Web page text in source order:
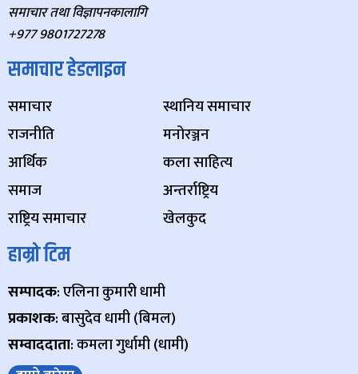
समाचार तथा विज्ञापनकालागि
+977 9801727278
समाचार हेडलाइन
समाचार
राजनीति
आर्थिक
समाज
राष्ट्रिय समाचार
स्थानिय समाचार
मनोरञ्जन
कला साहित्य
अन्तर्राष्ट्रिय
खेलकुद
हाम्रो टिम
सम्पादक: एलिना कुमारी धामी
प्रकाशक: बासुदेव धामी (बिमल)
सम्वाददाता: कमला गुर्धामी (धामी)